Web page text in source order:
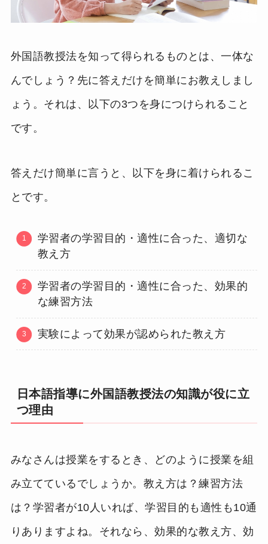
外国語教授法を知って得られるものとは、一体な
んでしょう？先に答えだけを簡単にお教えしまし
ょう。それは、以下の3つを身につけられること
です。
答えだけ簡単に言うと、以下を身に着けられるこ
とです。
学習者の学習目的・適性に合った、適切な
教え方
学習者の学習目的・適性に合った、効果的
な練習方法
実験によって効果が認められた教え方
日本語指導に外国語教授法の知識が役に立
つ理由
みなさんは授業をするとき、どのように授業を組
み立てているでしょうか。教え方は？練習方法
は？学習者が10人いれば、学習目的も適性も10通
りありますよね。それなら、効果的な教え方、効